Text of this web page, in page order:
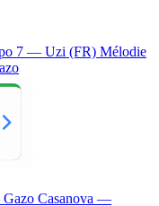
7 — Uzi (FR) Mélodie
Gazo Casanova —